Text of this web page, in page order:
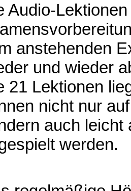
Audio-
anstehenden
und wieder
21 Lektionen
nicht nur
auch leicht
werden.